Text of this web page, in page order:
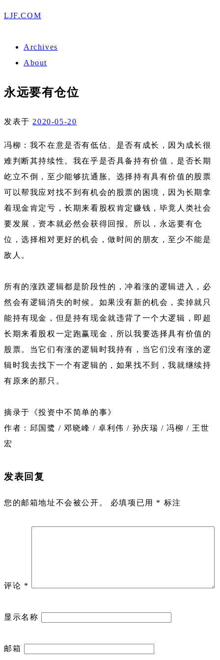
LJF.COM
Archives
About
永远要有仓位
发表于 2020-05-20
冯柳：我不在意是否有低估、是否有成长，因为成长很
难判断其持续性。我在乎是否具备持有价值，是否长期
屹立不倒，至少能够抗通胀。选择持有具有价值的股票
可以帮我应对找不到有机会的股票的困境，因为长期拿
着现金肯定亏，长期来看股权肯定赚钱，毕竟人类社会
要发展，资本就必然会获得回报。所以，永远要有仓
位，选择相对更好的机会，做时间的朋友，至少不能是
敌人。
所有的涨跌逻辑都是阶段性的，冲着涨的逻辑进入，必
然会有逻辑消失的时候。如果没有新的机会，卖掉就只
能持有现金，但是持有现金就违背了一个大逻辑，即超
长期来看股权一定跑赢现金，所以我要选择具有价值的
股票。当它们有涨的逻辑时我持有，当它们没有涨的逻
辑时我去找下一个有逻辑的，如果找不到，我就继续持
有原来的那只。
摘录于《投资中不简单的事》
作者：邱国鹭 / 邓晓峰 / 卓利伟 / 孙庆瑞 / 冯柳 / 王世
宏
发表回复
您的邮箱地址不会被公开。 必填项已用 * 标注
评论 *
显示名称
邮箱